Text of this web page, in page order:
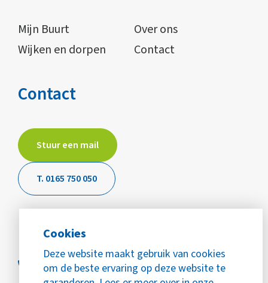
Cookies
Deze website maakt gebruik van cookies
om de beste ervaring op deze website te
Mijn Buurt
Over ons
Wijken en dorpen
Contact
Contact
Stuur een mail
T. 0165 750 050